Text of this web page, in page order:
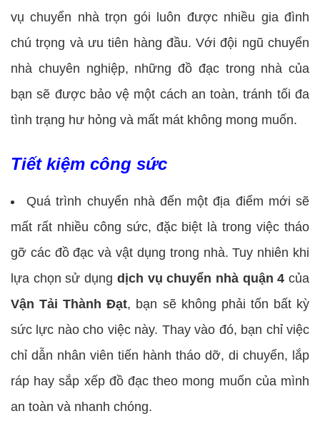
vụ chuyển nhà trọn gói luôn được nhiều gia đình
chú trọng và ưu tiên hàng đầu. Với đội ngũ chuyển
nhà chuyên nghiệp, những đồ đạc trong nhà của
bạn sẽ được bảo vệ một cách an toàn, tránh tối đa
tình trạng hư hỏng và mất mát không mong muốn.
Tiết kiệm công sức
Quá trình chuyển nhà đến một địa điểm mới sẽ
mất rất nhiều công sức, đặc biệt là trong việc tháo
gỡ các đồ đạc và vật dụng trong nhà. Tuy nhiên khi
lựa chọn sử dụng dịch vụ chuyển nhà quận 4 của
Vận Tải Thành Đạt, bạn sẽ không phải tốn bất kỳ
sức lực nào cho việc này. Thay vào đó, bạn chỉ việc
chỉ dẫn nhân viên tiến hành tháo dỡ, di chuyển, lắp
ráp hay sắp xếp đồ đạc theo mong muốn của mình
an toàn và nhanh chóng.